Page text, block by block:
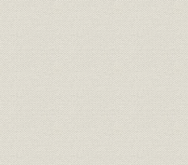
役員 現役員
沿革 当社の生い立ち
定款 創立時の原始定款
定款 定款改定の推移
定款 現行定款
役員 歴代役員在任期間一覧